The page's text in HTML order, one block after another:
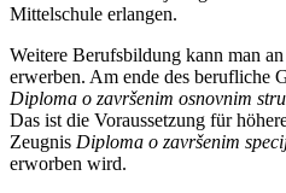
Mittelschule erlangen.
Weitere Berufsbildung kann man
erwerben. Am ende des berufliche
Diploma o završenim osnovnim
Das ist die Voraussetzung für
Zeugnis Diploma o završenim
erworben wird.